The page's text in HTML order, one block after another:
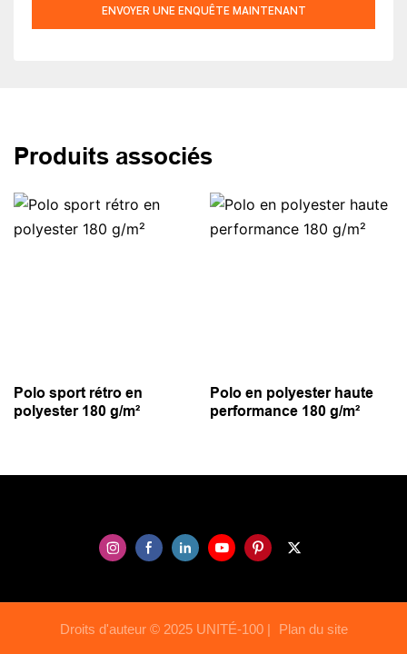
ENVOYER UNE ENQUÊTE MAINTENANT
Produits associés
Polo sport rétro en
polyester 180 g/m²
Polo en polyester haute
performance 180 g/m²
Droits d'auteur © 2025 UNITÉ-100 | Plan du site